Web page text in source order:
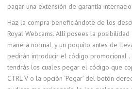
pagar una extensión de garantía
Haz la compra beneficiándote de los
Royal Webcams. Allí posees la
manera normal, y un poquito antes de
pedirán introducir el código promocional .
tendrás los cuales pegar el código que
CTRL V o la opción ‘Pegar’ del botón